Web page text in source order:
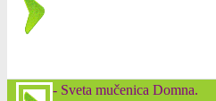
- Sveta mučenica Domna.